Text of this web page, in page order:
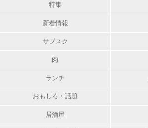
特集
新着情報
サブスク
肉
ランチ
おもしろ・話題
居酒屋